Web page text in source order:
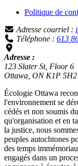
Politique de
Adresse courriel :
Téléphone : 613
Adresse :
123 Slater St, Floor 6
Ottawa, ON K1P 5H2
Écologie Ottawa
l'environnement se
cédés et non soumis
qu'organisation et en
la justice, nous
peuples autochtones
des temps
engagés dans un